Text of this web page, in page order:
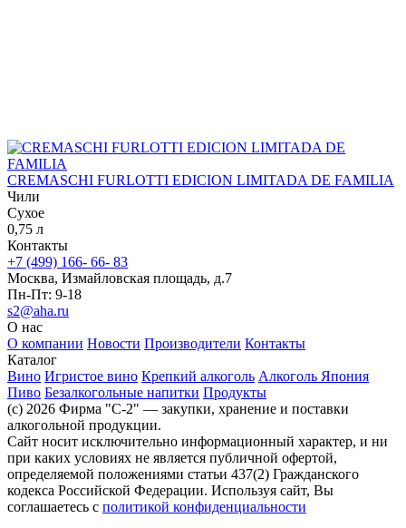
CREMASCHI FURLOTTI EDICION LIMITADA DE FAMILIA
Чили
Сухое
0,75 л
Контакты
+7 (499) 166- 66- 83
Москва, Измайловская площадь, д.7
Пн-Пт: 9-18
s2@aha.ru
О нас
О компании Новости Производители Контакты
Каталог
Вино Игристое вино Крепкий алкоголь Алкоголь Япония
Пиво Безалкогольные напитки Продукты
(c) 2026 Фирма "С-2" — закупки, хранение и поставки
алкогольной продукции.
Сайт носит исключительно информационный характер, и ни
при каких условиях не является публичной офертой,
определяемой положениями статьи 437(2) Гражданского
кодекса Российской Федерации. Используя сайт, Вы
соглашаетесь с политикой конфиденциальности